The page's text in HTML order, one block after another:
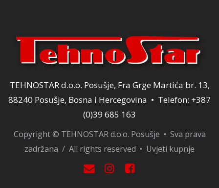
TEHNOSTAR d.o.o. Posušje, Fra Grge Martića br. 13,
88240 Posušje, Bosna i Hercegovina • Telefon: +387
(0)39 685 163
Copyright © TEHNOSTAR d.o.o. Posušje • Sva prava
zadržana / All rights reserved • Uvjeti kupnje